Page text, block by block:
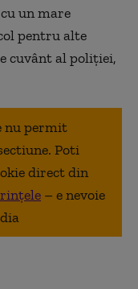
un mare
pentru alte
cuvânt al poliției,
nu permit
Poti
direct din
– e nevoie